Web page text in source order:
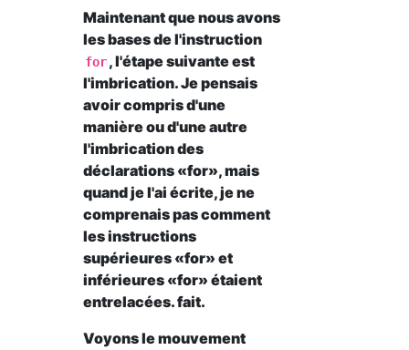
Maintenant que nous avons
les bases de l'instruction
for, l'étape suivante est
l'imbrication. Je pensais
avoir compris d'une
manière ou d'une autre
l'imbrication des
déclarations «for», mais
quand je l'ai écrite, je ne
comprenais pas comment
les instructions
supérieures «for» et
inférieures «for» étaient
entrelacées. fait.
Voyons le mouvement